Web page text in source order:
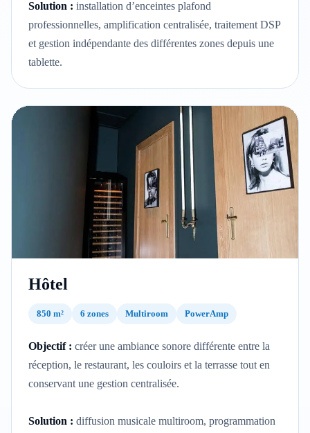
Solution : installation d’enceintes plafond
professionnelles, amplification centralisée, traitement DSP
et gestion indépendante des différentes zones depuis une
tablette.
Hôtel
850 m² 6 zones Multiroom PowerAmp
Objectif : créer une ambiance sonore différente entre la
réception, le restaurant, les couloirs et la terrasse tout en
conservant une gestion centralisée.
Solution : diffusion musicale multiroom, programmation